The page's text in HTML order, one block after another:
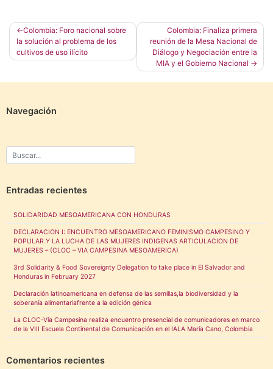
Navegación
de
Colombia: Foro nacional sobre
la solución al problema de los
cultivos de uso ilícito
Colombia: Finaliza primera
reunión de la Mesa Nacional de
Diálogo y Negociación entre la
MIA y el Gobierno Nacional
Navegación
Entradas recientes
SOLIDARIDAD MESOAMERICANA CON HONDURAS
DECLARACION I: ENCUENTRO MESOAMERICANO FEMINISMO CAMPESINO Y
POPULAR Y LA LUCHA DE LAS MUJERES INDIGENAS ARTICULACION DE
MUJERES – (CLOC – VIA CAMPESINA MESOAMERICA)
3rd Solidarity & Food Sovereignty Delegation to take place in El Salvador and
Honduras in February 2027
Declaración latinoamericana en defensa de las semillas,la biodiversidad y la
soberanía alimentariafrente a la edición génica
La CLOC-Vía Campesina realiza encuentro presencial de comunicadores en marco
de la VIII Escuela Continental de Comunicación en el IALA María Cano, Colombia
Comentarios recientes